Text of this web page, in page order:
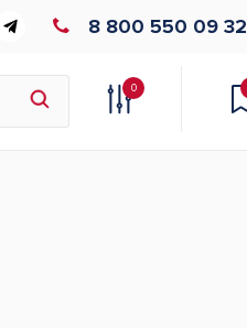
8 800 550 09 32
0